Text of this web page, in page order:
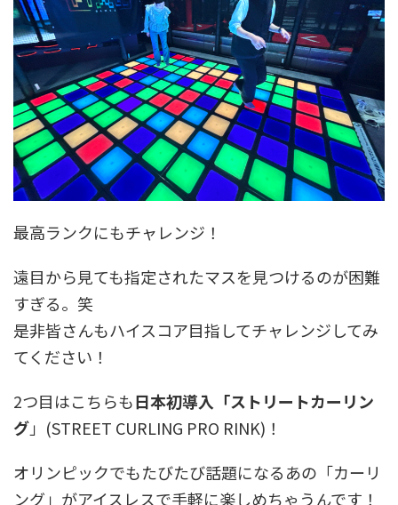
最高ランクにもチャレンジ！
遠目から見ても指定されたマスを見つけるのが困難
すぎる。笑
是非皆さんもハイスコア目指してチャレンジしてみ
てください！
2つ目はこちらも日本初導入「ストリートカーリン
グ」(STREET CURLING PRO RINK)！
オリンピックでもたびたび話題になるあの「カーリ
ング」がアイスレスで手軽に楽しめちゃうんです！